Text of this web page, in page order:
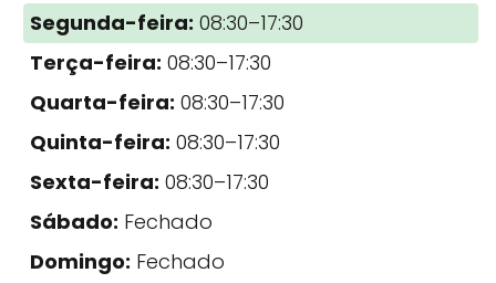
Segunda-feira: 08:30–17:30
Terça-feira: 08:30–17:30
Quarta-feira: 08:30–17:30
Quinta-feira: 08:30–17:30
Sexta-feira: 08:30–17:30
Sábado: Fechado
Domingo: Fechado